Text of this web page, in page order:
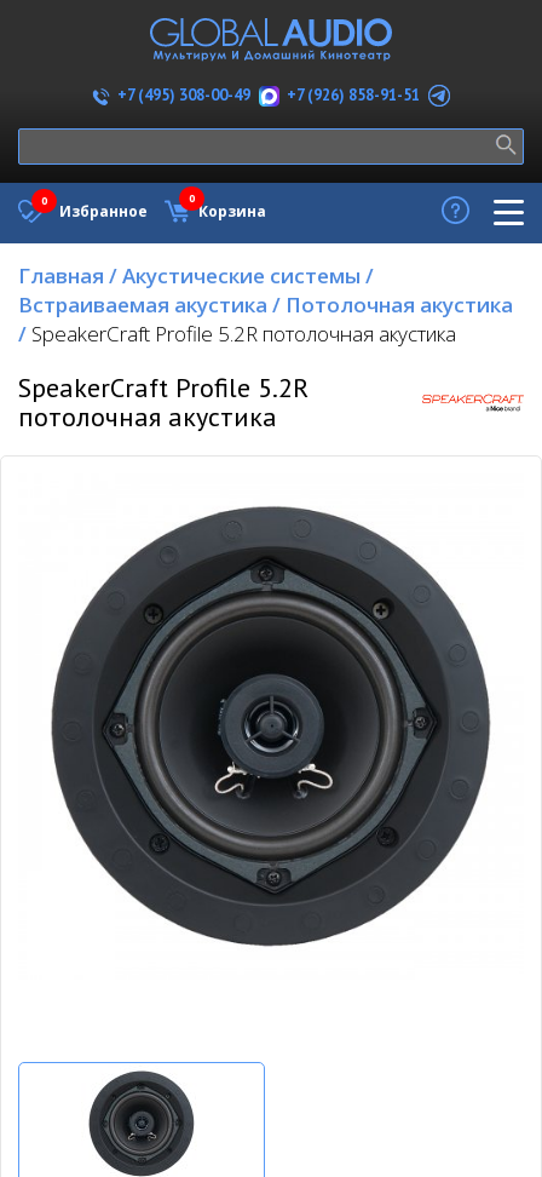
+7 (495) 308-00-49 +7 (926) 858-91-51
Избранное
0
Корзина
0
Главная /Акустические системы /
Встраиваемая акустика / Потолочная акустика
/ SpeakerCraft Profile 5.2R потолочная акустика
SpeakerCraft Profile 5.2R
потолочная акустика